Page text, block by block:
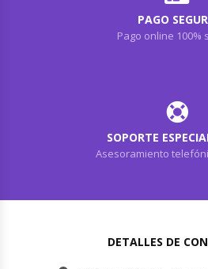
PAGO
Pago online 100%
SOPORTE
Asesoramiento
DETALLES DE